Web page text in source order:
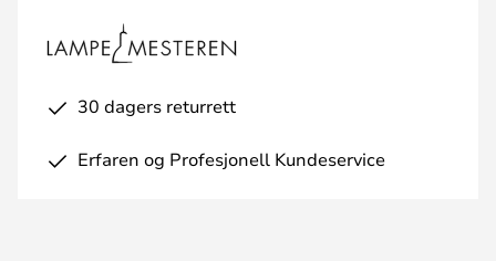
30 dagers returrett
Erfaren og Profesjonell Kundeservice